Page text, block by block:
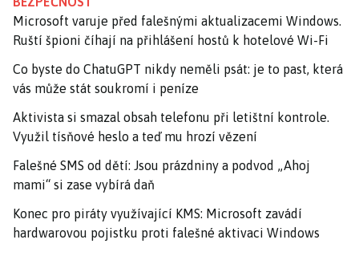
Microsoft varuje před falešnými aktualizacemi Windows.
Ruští špioni číhají na přihlášení hostů k hotelové Wi-Fi
Co byste do ChatuGPT nikdy neměli psát: je to past, která
vás může stát soukromí i peníze
Aktivista si smazal obsah telefonu při letištní kontrole.
Využil tísňové heslo a teď mu hrozí vězení
Falešné SMS od dětí: Jsou prázdniny a podvod „Ahoj
mami“ si zase vybírá daň
Konec pro piráty využívající KMS: Microsoft zavádí
hardwarovou pojistku proti falešné aktivaci Windows